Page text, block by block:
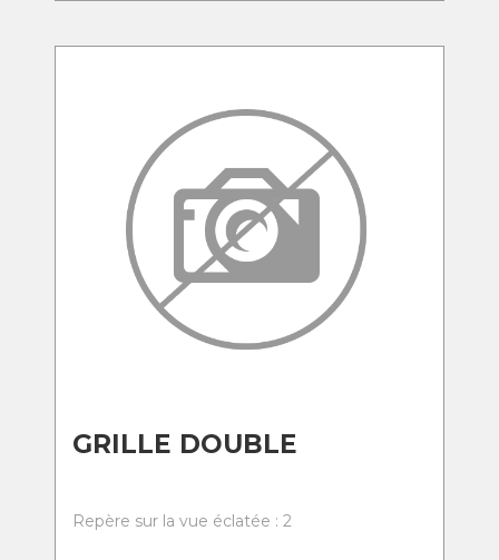
GRILLE DOUBLE
Repère sur la vue éclatée : 2